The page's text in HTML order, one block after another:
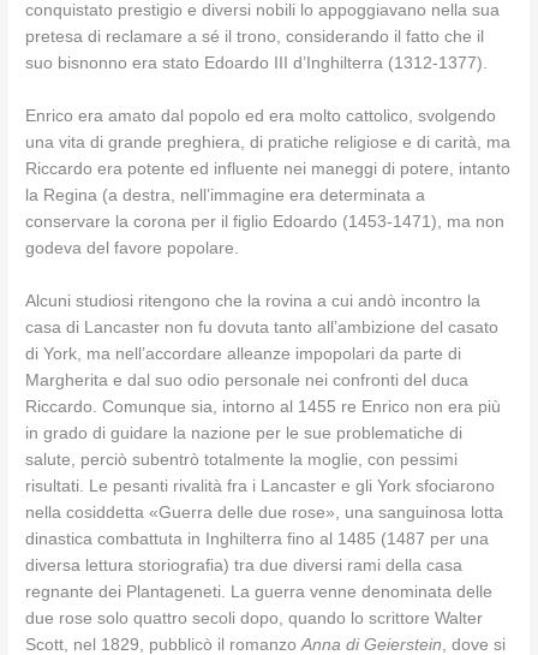
conquistato prestigio e diversi nobili lo appoggiavano nella sua
pretesa di reclamare a sé il trono, considerando il fatto che il
suo bisnonno era stato Edoardo III d’Inghilterra (1312-1377).
Enrico era amato dal popolo ed era molto cattolico, svolgendo
una vita di grande preghiera, di pratiche religiose e di carità, ma
Riccardo era potente ed influente nei maneggi di potere, intanto
la Regina (a destra, nell’immagine era determinata a
conservare la corona per il figlio Edoardo (1453-1471), ma non
godeva del favore popolare.
Alcuni studiosi ritengono che la rovina a cui andò incontro la
casa di Lancaster non fu dovuta tanto all’ambizione del casato
di York, ma nell’accordare alleanze impopolari da parte di
Margherita e dal suo odio personale nei confronti del duca
Riccardo. Comunque sia, intorno al 1455 re Enrico non era più
in grado di guidare la nazione per le sue problematiche di
salute, perciò subentrò totalmente la moglie, con pessimi
risultati. Le pesanti rivalità fra i Lancaster e gli York sfociarono
nella cosiddetta «Guerra delle due rose», una sanguinosa lotta
dinastica combattuta in Inghilterra fino al 1485 (1487 per una
diversa lettura storiografia) tra due diversi rami della casa
regnante dei Plantageneti. La guerra venne denominata delle
due rose solo quattro secoli dopo, quando lo scrittore Walter
Scott, nel 1829, pubblicò il romanzoAnna di Geierstein , dove si